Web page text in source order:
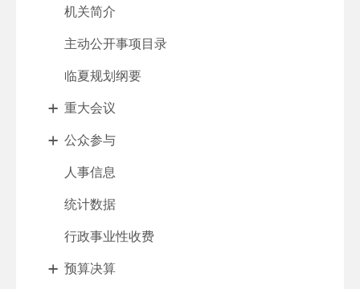
机关简介
主动公开事项目录
临夏规划纲要
重大会议
公众参与
人事信息
统计数据
行政事业性收费
预算决算